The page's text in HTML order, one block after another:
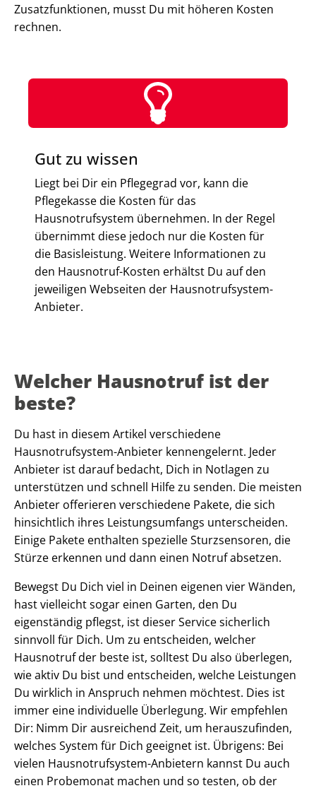
Zusatzfunktionen, musst Du mit höheren Kosten
rechnen.
Gut zu wissen
Liegt bei Dir ein Pflegegrad vor, kann die
Pflegekasse die Kosten für das
Hausnotrufsystem übernehmen. In der Regel
übernimmt diese jedoch nur die Kosten für
die Basisleistung. Weitere Informationen zu
den Hausnotruf-Kosten erhältst Du auf den
jeweiligen Webseiten der Hausnotrufsystem-
Anbieter.
Welcher Hausnotruf ist der
beste?
Du hast in diesem Artikel verschiedene
Hausnotrufsystem-Anbieter kennengelernt. Jeder
Anbieter ist darauf bedacht, Dich in Notlagen zu
unterstützen und schnell Hilfe zu senden. Die meisten
Anbieter offerieren verschiedene Pakete, die sich
hinsichtlich ihres Leistungsumfangs unterscheiden.
Einige Pakete enthalten spezielle Sturzsensoren, die
Stürze erkennen und dann einen Notruf absetzen.
Bewegst Du Dich viel in Deinen eigenen vier Wänden,
hast vielleicht sogar einen Garten, den Du
eigenständig pflegst, ist dieser Service sicherlich
sinnvoll für Dich. Um zu entscheiden, welcher
Hausnotruf der beste ist, solltest Du also überlegen,
wie aktiv Du bist und entscheiden, welche Leistungen
Du wirklich in Anspruch nehmen möchtest. Dies ist
immer eine individuelle Überlegung. Wir empfehlen
Dir: Nimm Dir ausreichend Zeit, um herauszufinden,
welches System für Dich geeignet ist. Übrigens: Bei
vielen Hausnotrufsystem-Anbietern kannst Du auch
einen Probemonat machen und so testen, ob der